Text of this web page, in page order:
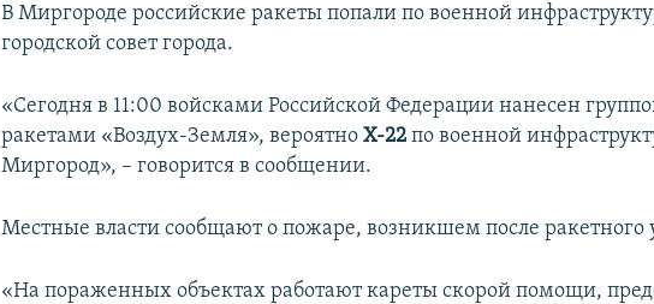
В Миргороде российские ракеты попали по военной
городской совет города.
«Сегодня в 11:00 войсками Российской Федерации нанесен
ракетами «Воздух-Земля», вероятноХ-22 по военной
Миргород», – говорится в сообщении.
Местные власти сообщают о пожаре, возникшем после ракетного
«На пораженных объектах работают кареты скорой помощи,